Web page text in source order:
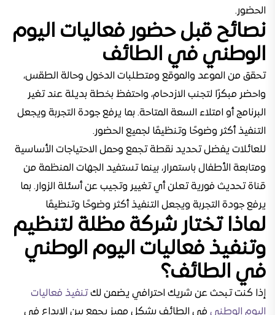
الحضور.
نصائح قبل حضور فعاليات اليوم
الوطني في الطائف
تحقق من الموعد والموقع ومتطلبات الدخول وحالة الطقس،
واحضر مبكرًا لتجنب الازدحام، واحتفظ بخطة بديلة عند تغير
البرنامج أو امتلاء السعة المتاحة. بما يرفع جودة التجربة ويجعل
التنفيذ أكثر وضوحًا وتنظيمًا لجميع الحضور.
للعائلات يفضل تحديد نقطة تجمع وحمل الاحتياجات الأساسية
ومتابعة الأطفال باستمرار، بينما تستفيد الجهات المنظمة من
قناة تحديث فورية تعلن أي تغيير وتجيب عن أسئلة الزوار. بما
يرفع جودة التجربة ويجعل التنفيذ أكثر وضوحًا وتنظيمًا
لماذا تختار شركة مظلة لتنظيم
وتنفيذ فعاليات اليوم الوطني
في الطائف؟
إذا كنت تبحث عن شريك احترافي يضمن لكتنفيذ فعاليات
اليوم الوطني في الطائف بشكل مميز يجمع بين الإبداع في